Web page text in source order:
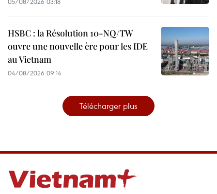
HSBC : la Résolution 10-NQ/TW
ouvre une nouvelle ère pour les IDE
au Vietnam
04/08/2026 09:14
Télécharger plus